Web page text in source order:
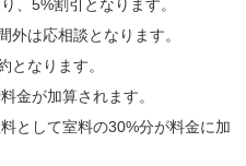
、5%割引となります。
は応相談となります。
なります。
金が加算されます。
として室料の30%分が料金に加